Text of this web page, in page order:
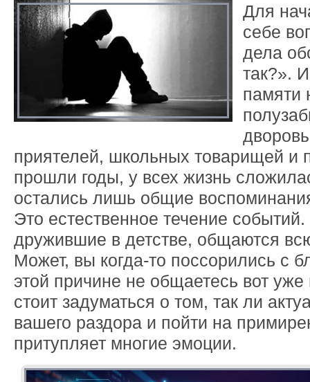
Для
себе
дела
так?».
памяти
приятелей, школьных товарищей и
прошли годы, у всех жизнь
остались лишь общие
Это естественное течение
дружившие в детстве, общаются
Может, вы когда-то поссорились с
этой причине не общаетесь вот уже
стоит задуматься о том, так ли
вашего раздора и пойти на
притупляет многие эмоции.